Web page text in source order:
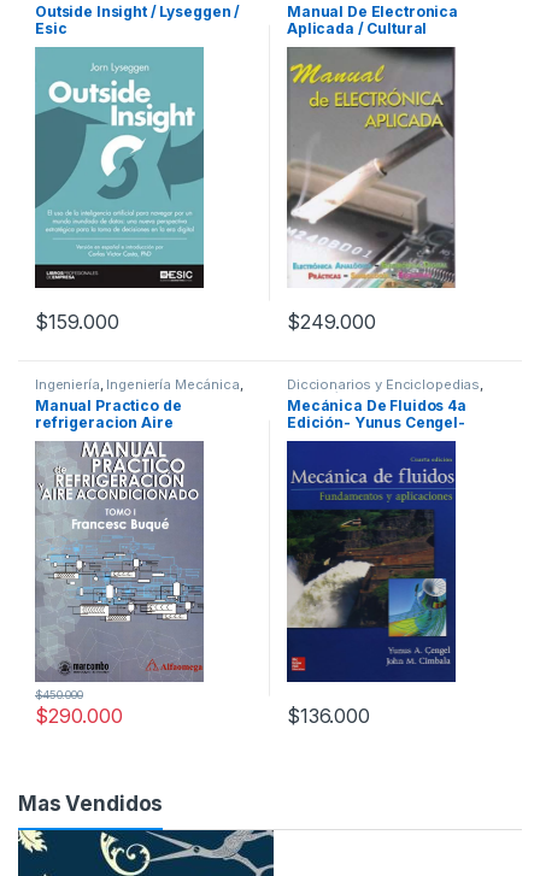
Ingeniería,Interes General,
Investigación y Ciencia
Outside Insight / Lyseggen /
Esic
$159.000
Manual De Electronica
Aplicada / Cultural
$249.000
Ingeniería Ingeniería Mecánica
Profesionales y tecnicos
Manual Practico de
refrigeracion Aire
Acondicionado – Francesc
Buque / Alfaomega
$290.000
$450.000
Diccionarios y Enciclopedias
Ecología y Medioambiente
Geología,Ingeniería Ambiental
Ingeniería Eléctrica,Ingeniería
Ingeniería Mecánica
Profesionales y tecnicos
Temas Varios
Mecánica De Fluidos 4a
Edición- Yunus Cengel-
Mcgraw Hill
$136.000
Mas Vendidos